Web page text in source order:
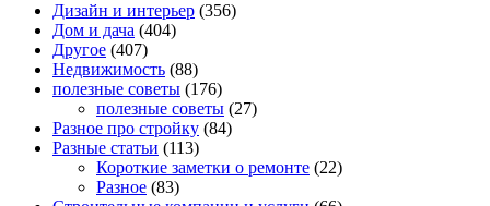
Дизайн и интерьер (356)
Дом и дача (404)
Другое (407)
Недвижимость (88)
полезные советы (176)
полезные советы (27)
Разное про стройку (84)
Разные статьи (113)
Короткие заметки о ремонте (22)
Разное (83)